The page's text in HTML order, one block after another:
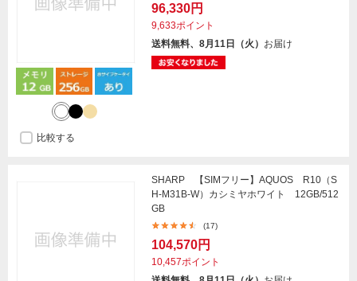
96,330円
9,633ポイント
送料無料、8月11日（火） お届け
比較する
SHARP 【SIMフリー】AQUOS R10（S
H-M31B-W）カシミヤホワイト 12GB/512
GB
(17)
104,570円
10,457ポイント